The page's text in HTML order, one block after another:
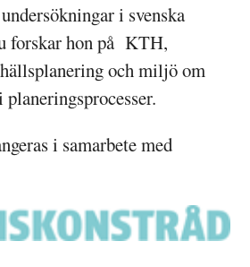
i svenska
forskar hon på KTH,
och miljö om
i samarbete med